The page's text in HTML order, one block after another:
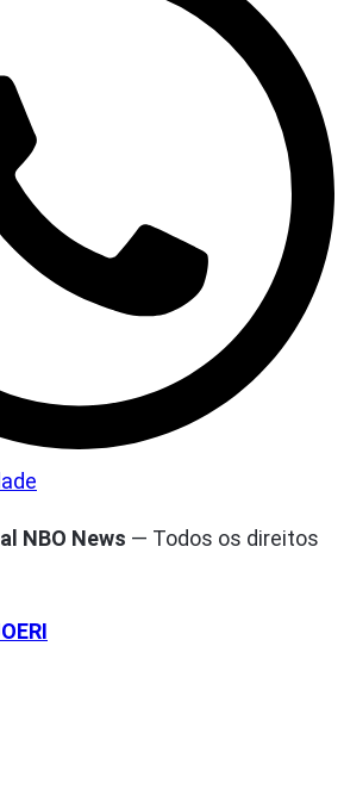
NBO News — Todos os direitos